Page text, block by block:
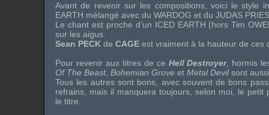
Avant de revenir sur les compositions, voici le style
EARTH mélangé avec du WARDOG et du JUDAS
Le chant est proche d’un ICED EARTH (horsTim
sur les aigus.
Sean PECK de CAGE est vraiment à la hauteur de ces
Pour revenir aux titres de ce Hell Destroyer, hormis
Of The Beast, Bohemian Grove et Metal Devilsont
Tous les autres sont bons, avec souvent de bons
refrains, mais il manquera toujours, selon moi, le petit
le titre.